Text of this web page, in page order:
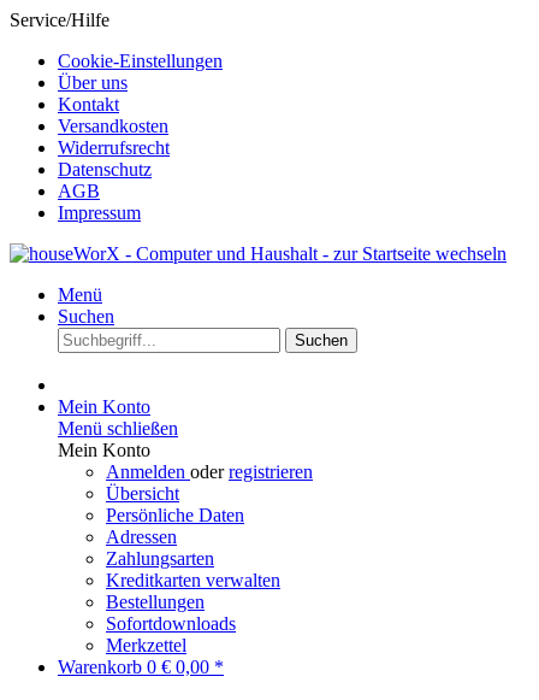
Service/Hilfe
Cookie-Einstellungen
Über uns
Kontakt
Versandkosten
Widerrufsrecht
Datenschutz
AGB
Impressum
Menü
Suchen
Suchen
Mein Konto
Menü schließen
Mein Konto
Anmelden oderregistrieren
Übersicht
Persönliche Daten
Adressen
Zahlungsarten
Kreditkarten verwalten
Bestellungen
Sofortdownloads
Merkzettel
Warenkorb 0 € 0,00 *